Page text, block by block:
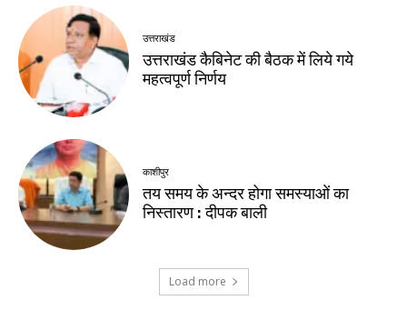
उत्तराखंड
उत्तराखंड कैबिनेट की बैठक में लिये गये
महत्वपूर्ण निर्णय
काशीपुर
तय समय के अन्दर होगा समस्याओं का
निस्तारण : दीपक बाली
Load more